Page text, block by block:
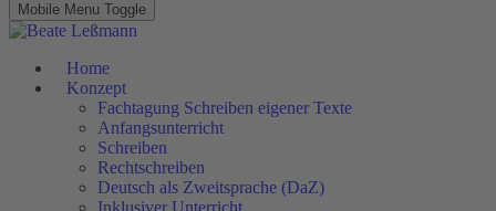
Mobile Menu Toggle
Home
Konzept
Fachtagung Schreiben eigener Texte
Anfangsunterricht
Schreiben
Rechtschreiben
Deutsch als Zweitsprache (DaZ)
Inklusiver Unterricht